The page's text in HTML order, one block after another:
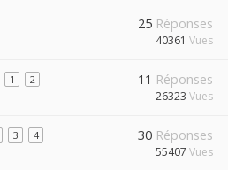
25 Réponses
40361 Vues
1
2
11 Réponses
26323 Vues
3
4
30 Réponses
55407 Vues